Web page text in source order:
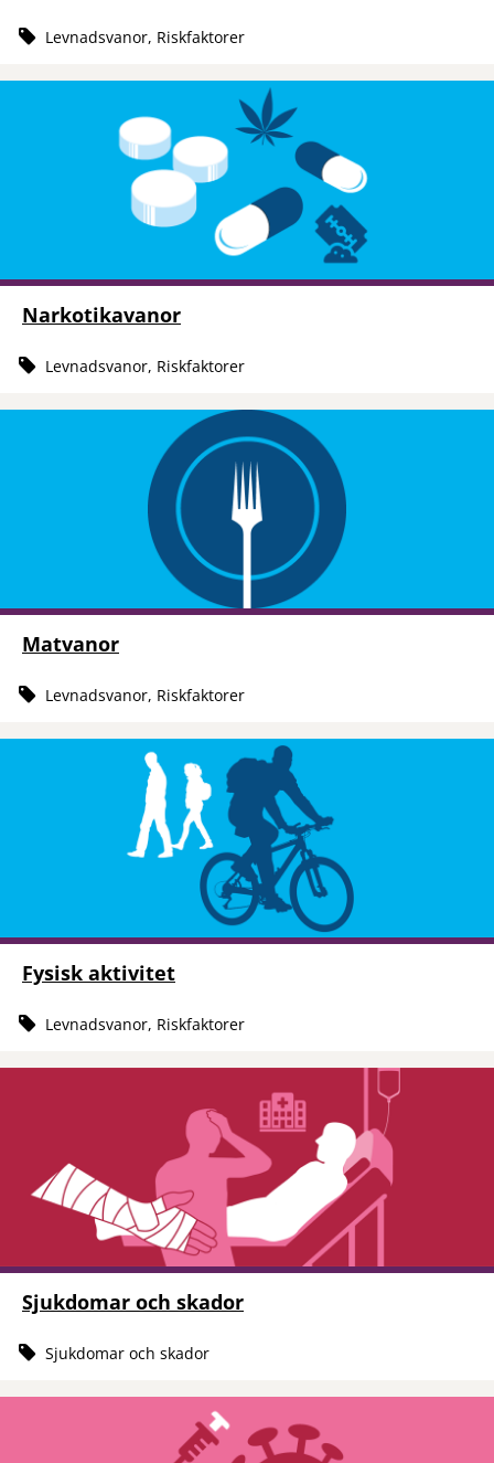
Levnadsvanor, Riskfaktorer
Narkotikavanor
Levnadsvanor, Riskfaktorer
Matvanor
Levnadsvanor, Riskfaktorer
Fysisk aktivitet
Levnadsvanor, Riskfaktorer
Sjukdomar och skador
Sjukdomar och skador